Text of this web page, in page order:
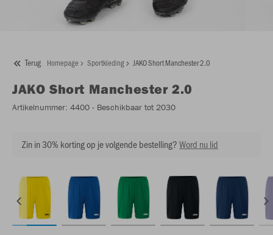
Terug Homepage Sportkleding JAKO Short Manchester 2.0
JAKO Short Manchester 2.0
Artikelnummer: 4400 - Beschikbaar tot 2030
Zin in 30% korting op je volgende bestelling?Word nu lid